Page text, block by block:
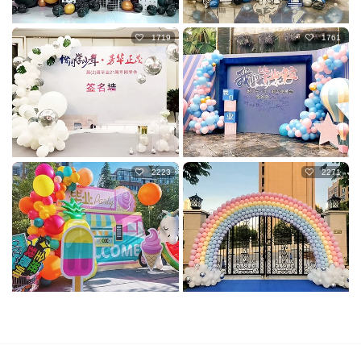
1719 1761
2223 2271